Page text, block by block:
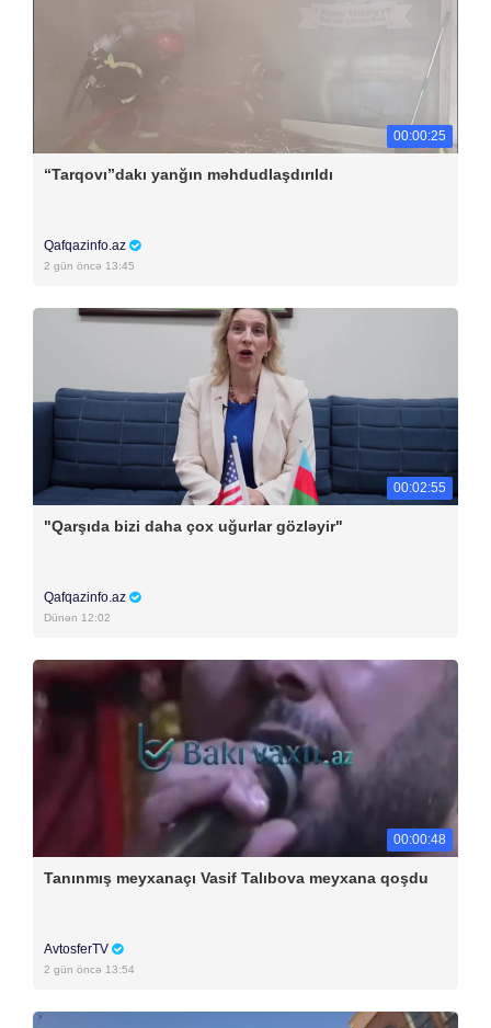
00:00:25
“Tarqovı”dakı yanğın məhdudlaşdırıldı
Qafqazinfo.az
2 gün öncə 13:45
00:02:55
"Qarşıda bizi daha çox uğurlar gözləyir"
Qafqazinfo.az
Dünən 12:02
00:00:48
Tanınmış meyxanaçı Vasif Talıbova meyxana qoşdu
AvtosferTV
2 gün öncə 13:54